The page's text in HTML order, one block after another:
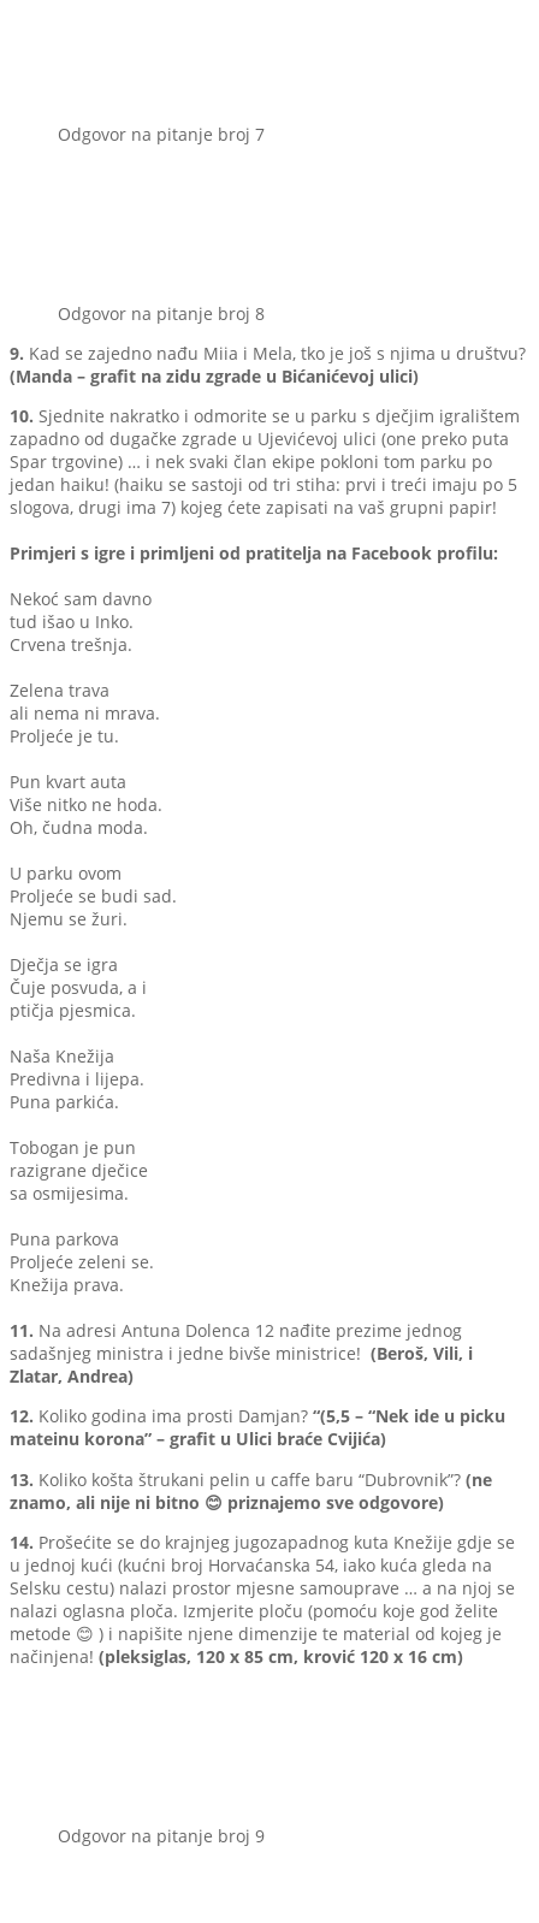
Odgovor na pitanje broj 7
Odgovor na pitanje broj 8
9. Kad se zajedno nađu Miia i Mela, tko je još s njima u društvu?
(Manda – grafit na zidu zgrade u Bićanićevoj ulici)
10. Sjednite nakratko i odmorite se u parku s dječjim igralištem
zapadno od dugačke zgrade u Ujevićevoj ulici (one preko puta
Spar trgovine) … i nek svaki član ekipe pokloni tom parku po
jedan haiku! (haiku se sastoji od tri stiha: prvi i treći imaju po 5
slogova, drugi ima 7) kojeg ćete zapisati na vaš grupni papir!
Primjeri s igre i primljeni od pratitelja na Facebook profilu:
Nekoć sam davno
tud išao u Inko.
Crvena trešnja.
Zelena trava
ali nema ni mrava.
Proljeće je tu.
Pun kvart auta
Više nitko ne hoda.
Oh, čudna moda.
U parku ovom
Proljeće se budi sad.
Njemu se žuri.
Dječja se igra
Čuje posvuda, a i
ptičja pjesmica.
Naša Knežija
Predivna i lijepa.
Puna parkića.
Tobogan je pun
razigrane dječice
sa osmijesima.
Puna parkova
Proljeće zeleni se.
Knežija prava.
11. Na adresi Antuna Dolenca 12 nađite prezime jednog
sadašnjeg ministra i jedne bivše ministrice! (Beroš, Vili, i
Zlatar, Andrea)
12. Koliko godina ima prosti Damjan? “(5,5 – “Nek ide u picku
mateinu korona” – grafit u Ulici braće Cvijića)
13. Koliko košta štrukani pelin u caffe baru “Dubrovnik”? (ne
znamo, ali nije ni bitno 😊 priznajemo sve odgovore)
14. Prošećite se do krajnjeg jugozapadnog kuta Knežije gdje se
u jednoj kući (kućni broj Horvaćanska 54, iako kuća gleda na
Selsku cestu) nalazi prostor mjesne samouprave … a na njoj se
nalazi oglasna ploča. Izmjerite ploču (pomoću koje god želite
metode 😊 ) i napišite njene dimenzije te material od kojeg je
načinjena! (pleksiglas, 120 x 85 cm, krović 120 x 16 cm)
Odgovor na pitanje broj 9